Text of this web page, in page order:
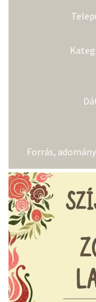
Forrás,